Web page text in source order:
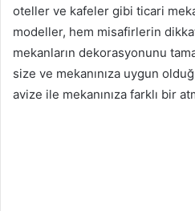
oteller ve kafeler gibi ticari
modeller, hem misafirlerin
mekanların dekorasyonunu
size ve mekanınıza uygun
avize ile mekanınıza farklı bir